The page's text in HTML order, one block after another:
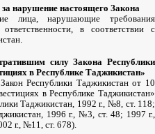
за нарушение настоящего Закона
лица,нарушающие
требования
ответственности, в соответствии
с
.
силу Закона Республики
в Республике Таджикистан»
Закон Республики Таджикистан от 10
в Республике Таджикистан»
Таджикистан, 1992 г., №8, ст. 118;
, 1996 г., №3, ст. 48; 1997 г.,
г., №11, ст. 678).